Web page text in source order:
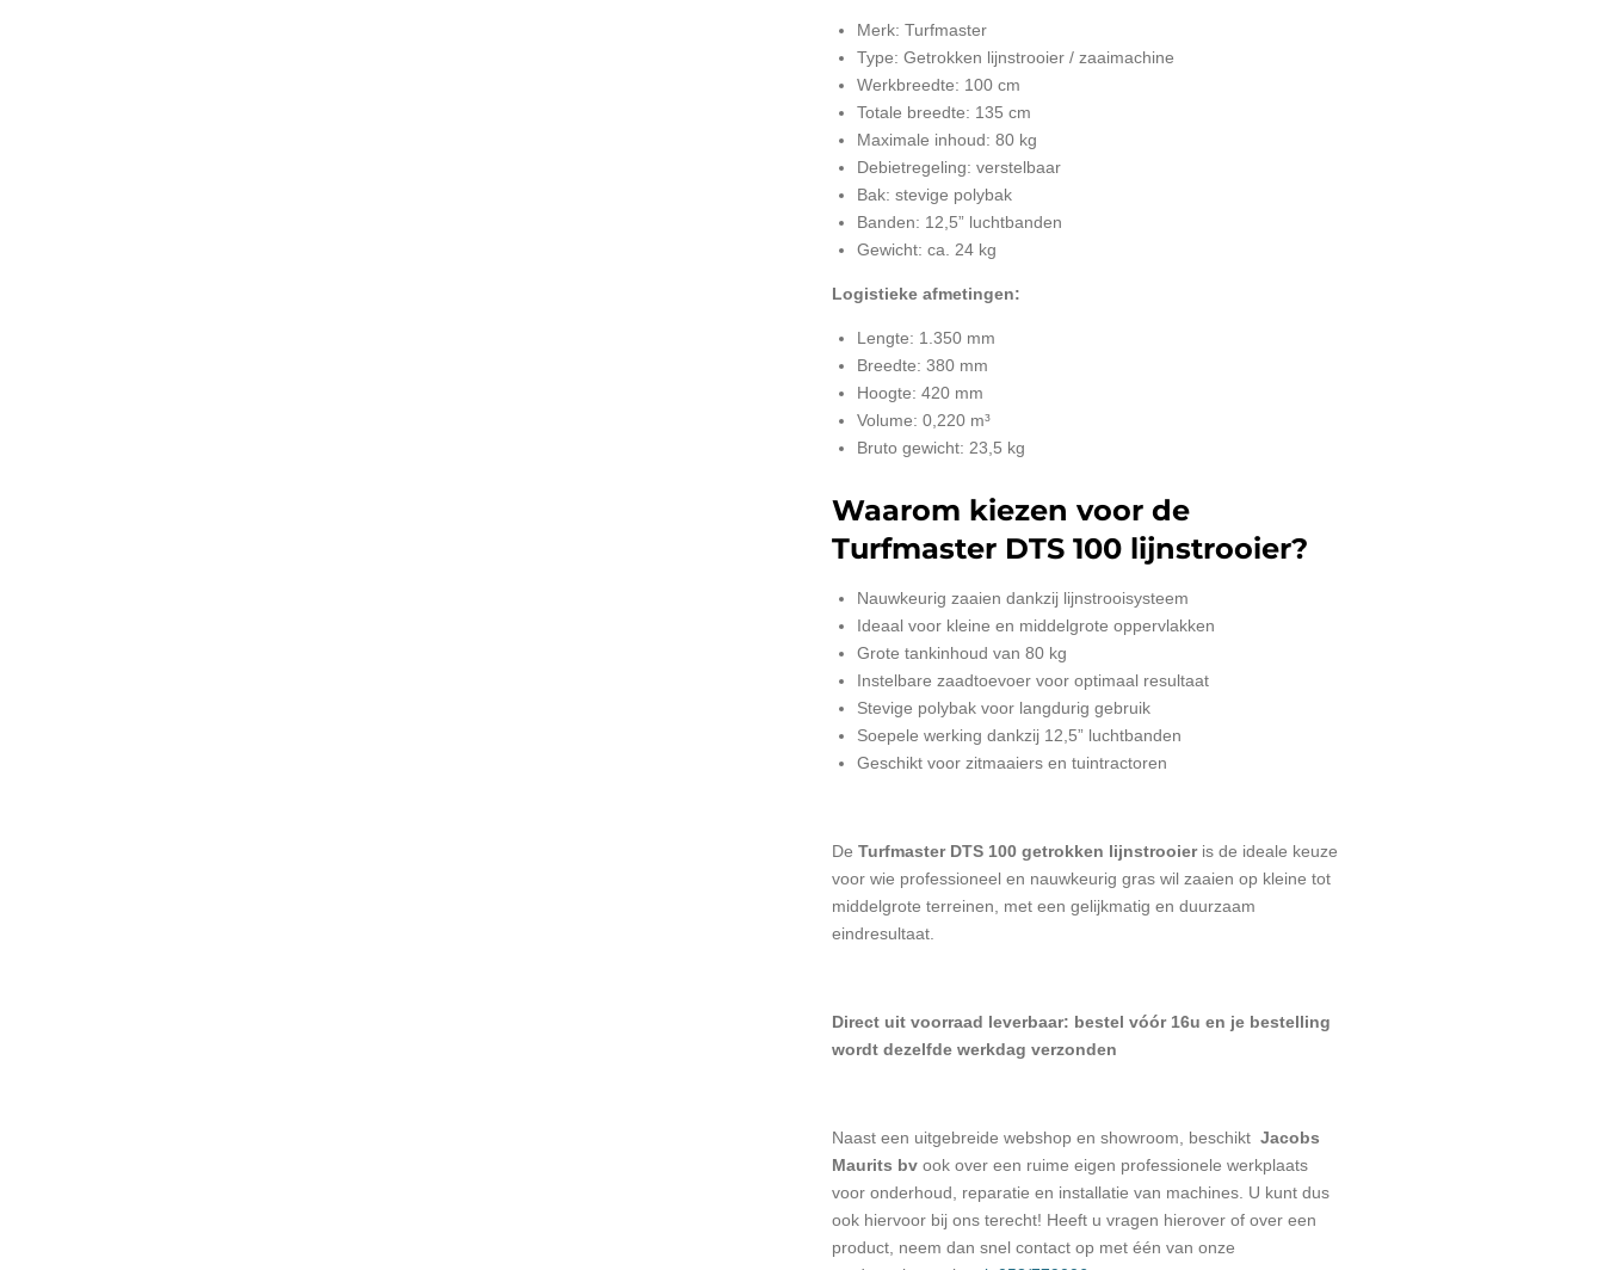
Merk: Turfmaster
Type: Getrokken lijnstrooier / zaaimachine
Werkbreedte: 100 cm
Totale breedte: 135 cm
Maximale inhoud: 80 kg
Debietregeling: verstelbaar
Bak: stevige polybak
Banden: 12,5” luchtbanden
Gewicht: ca. 24 kg
Logistieke afmetingen:
Lengte: 1.350 mm
Breedte: 380 mm
Hoogte: 420 mm
Volume: 0,220 m³
Bruto gewicht: 23,5 kg
Waarom kiezen voor de
Turfmaster DTS 100 lijnstrooier?
Nauwkeurig zaaien dankzij lijnstrooisysteem
Ideaal voor kleine en middelgrote oppervlakken
Grote tankinhoud van 80 kg
Instelbare zaadtoevoer voor optimaal resultaat
Stevige polybak voor langdurig gebruik
Soepele werking dankzij 12,5” luchtbanden
Geschikt voor zitmaaiers en tuintractoren
De Turfmaster DTS 100 getrokken lijnstrooieris de ideale keuze
voor wie professioneel en nauwkeurig gras wil zaaien op kleine tot
middelgrote terreinen, met een gelijkmatig en duurzaam
eindresultaat.
Direct uit voorraad leverbaar: bestel vóór 16u en je bestelling
wordt dezelfde werkdag verzonden
Naast een uitgebreide webshop en showroom, beschikt Jacobs
Maurits bv ook over een ruime eigen professionele werkplaats
voor onderhoud, reparatie en installatie van machines. U kunt dus
ook hiervoor bij ons terecht! Heeft u vragen hierover of over een
product, neem dan snel contact op met één van onze